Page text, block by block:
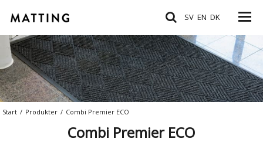
SV EN DK
Start / Produkter / Combi Premier ECO
Combi Premier ECO